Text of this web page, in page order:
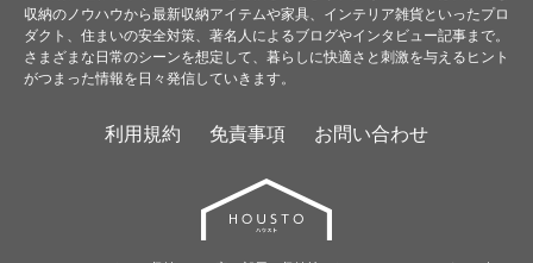
収納のノウハウから最新収納アイテムや家具、インテリア雑貨といったプロ
ダクト、住まいの安全対策、著名人によるブログやインタビュー記事まで。
さまざまな日常のシーンを想定して、暮らしに快適さと刺激を与えるヒント
がつまった情報を日々発信していきます。
利用規約 免責事項 お問い合わせ